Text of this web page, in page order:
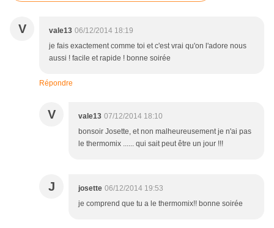
V vale13 06/12/2014 18:19
je fais exactement comme toi et c'est vrai qu'on l'adore nous
aussi ! facile et rapide ! bonne soirée
Répondre
V vale13 07/12/2014 18:10
bonsoir Josette, et non malheureusement je n'ai pas
le thermomix ...... qui sait peut être un jour !!!
J josette 06/12/2014 19:53
je comprend que tu a le thermomix!! bonne soirée